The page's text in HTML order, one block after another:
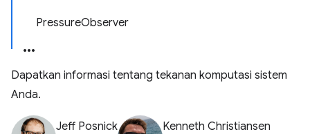
PressureObserver
Dapatkan informasi tentang tekanan komputasi sistem
Anda.
Jeff Posnick Kenneth Christiansen